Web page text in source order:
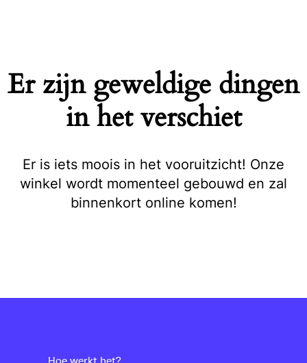
Er zijn geweldige dingen
in het verschiet
Er is iets moois in het vooruitzicht! Onze
winkel wordt momenteel gebouwd en zal
binnenkort online komen!